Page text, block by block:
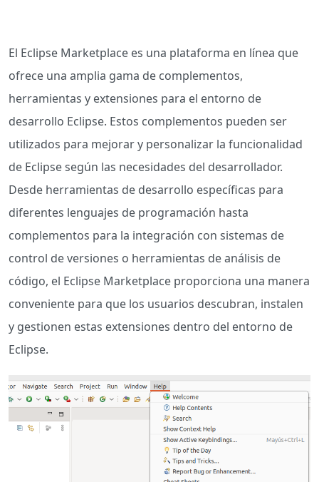
El Eclipse Marketplace es una plataforma en línea que
ofrece una amplia gama de complementos,
herramientas y extensiones para el entorno de
desarrollo Eclipse. Estos complementos pueden ser
utilizados para mejorar y personalizar la funcionalidad
de Eclipse según las necesidades del desarrollador.
Desde herramientas de desarrollo específicas para
diferentes lenguajes de programación hasta
complementos para la integración con sistemas de
control de versiones o herramientas de análisis de
código, el Eclipse Marketplace proporciona una manera
conveniente para que los usuarios descubran, instalen
y gestionen estas extensiones dentro del entorno de
Eclipse.